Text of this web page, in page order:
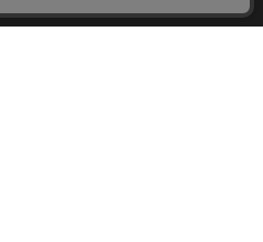
イバシーポリシー
グイン お気に入り お知らせ